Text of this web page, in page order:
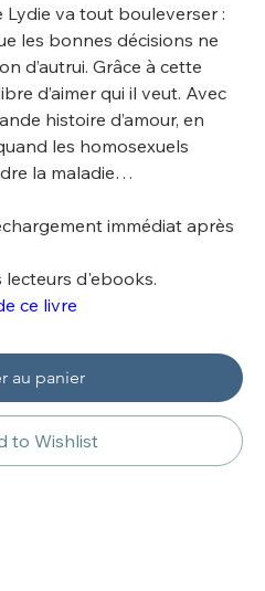
va tout bouleverser :
les bonnes décisions ne
d’autrui. Grâce à cette
d’aimer qui il veut. Avec
histoire d’amour, en
les homosexuels
la maladie…
immédiat après
d'ebooks.
ce livre
au panier
to Wishlist